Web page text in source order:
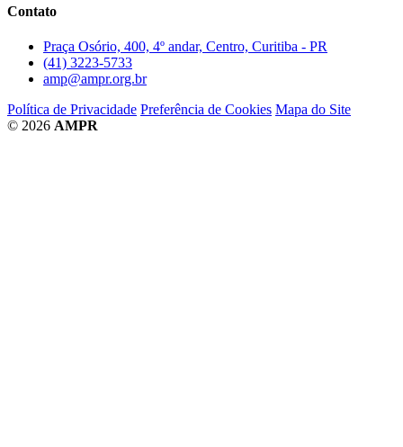
Contato
Praça Osório, 400, 4º andar, Centro, Curitiba - PR
(41) 3223-5733
amp@ampr.org.br
Política de Privacidade Preferência de Cookies Mapa do Site
© 2026 AMPR